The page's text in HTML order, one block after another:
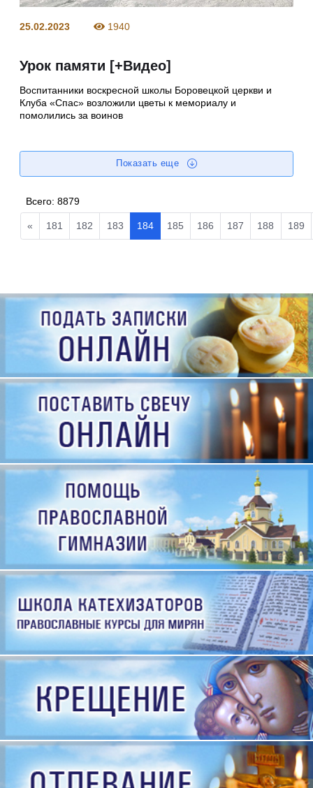
25.02.2023 1940
Урок памяти [+Видео]
Воспитанники воскресной школы Боровецкой церкви и
Клуба «Спас» возложили цветы к мемориалу и
помолились за воинов
Показать еще
Всего:8879
« 181 182 183 184 185 186 187 188 189